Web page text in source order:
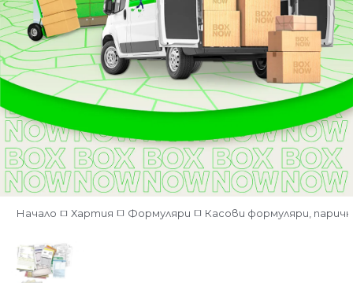
Начало Хартия Формуляри Касови формуляри,